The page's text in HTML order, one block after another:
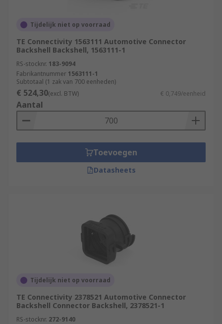
Tijdelijk niet op voorraad
TE Connectivity 1563111 Automotive Connector
Backshell Backshell, 1563111-1
RS-stocknr. 183-9094
Fabrikantnummer 1563111-1
Subtotaal (1 zak van 700 eenheden)
€ 524,30(excl. BTW) € 0,749/eenheid
Aantal
Toevoegen
Datasheets
Tijdelijk niet op voorraad
TE Connectivity 2378521 Automotive Connector
Backshell Connector Backshell, 2378521-1
RS-stocknr. 272-9140